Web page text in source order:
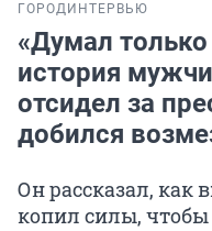
ГОРОД ИНТЕРВЬЮ
«Думал
история
отсидел за
добился
Он рассказал, как
копил силы,